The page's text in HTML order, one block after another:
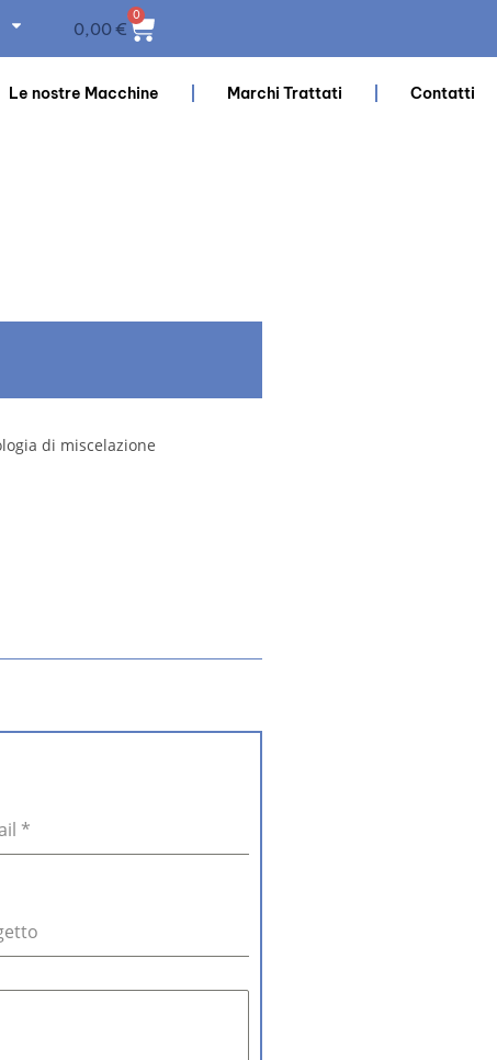
0,00€
0
Le nostre Macchine Marchi Trattati Contatti
di miscelazione
*